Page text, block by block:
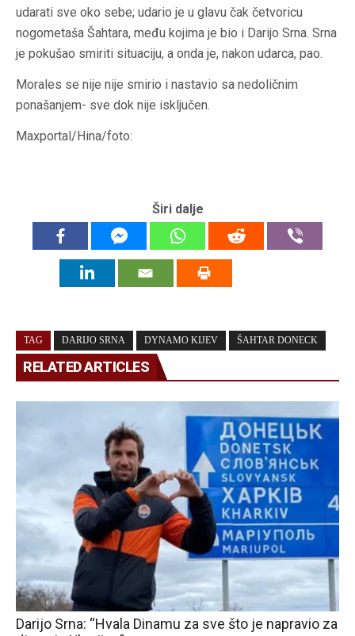
udarati sve oko sebe; udario je u glavu čak četvoricu
nogometaša Šahtara, među kojima je bio i Darijo Srna. Srna
je pokušao smiriti situaciju, a onda je, nakon udarca, pao.
Morales se nije nije smirio i nastavio sa nedoličnim
ponašanjem- sve dok nije isključen.
Maxportal/Hina/foto:
Širi dalje
TAG DARIJO SRNA DYNAMO KIJEV ŠAHTAR DONECK
RELATED ARTICLES
Darijo Srna: “Hvala Dinamu za sve što je napravio za